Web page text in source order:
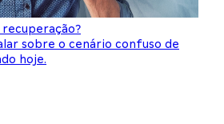
sobre o cenário confuso de
hoje.